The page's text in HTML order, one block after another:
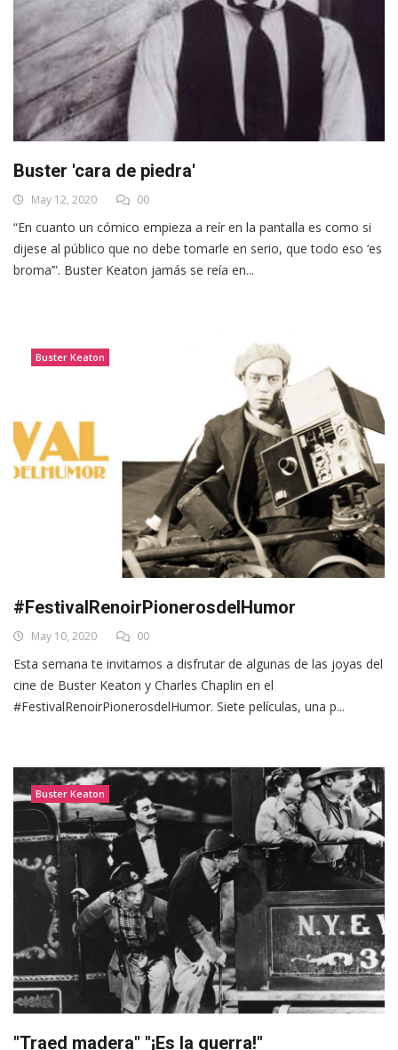
Buster 'cara de piedra'
May 12, 2020 00
“En cuanto un cómico empieza a reír en la pantalla es como si
dijese al público que no debe tomarle en serio, que todo eso ‘es
broma’”. Buster Keaton jamás se reía en...
Buster Keaton
#FestivalRenoirPionerosdelHumor
May 10, 2020 00
Esta semana te invitamos a disfrutar de algunas de las joyas del
cine de Buster Keaton y Charles Chaplin en el
#FestivalRenoirPionerosdelHumor. Siete películas, una p...
Buster Keaton
"Traed madera" "¡Es la guerra!"